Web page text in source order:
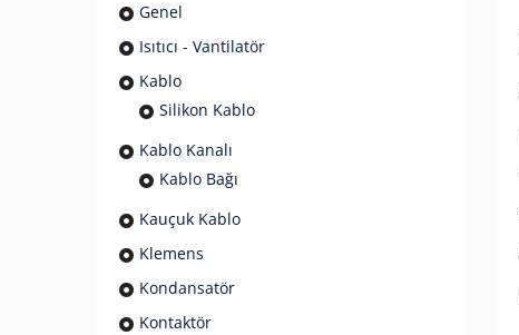
Genel
Isıtıcı - Vantilatör
Kablo
Silikon Kablo
Kablo Kanalı
Kablo Bağı
Kauçuk Kablo
Klemens
Kondansatör
Kontaktör